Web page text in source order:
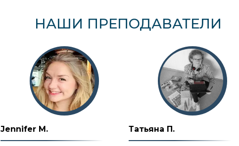
НАШИ ПРЕПОДАВАТЕЛИ
Jennifer M. Татьяна П.